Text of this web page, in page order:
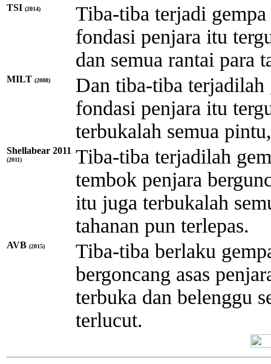
TSI (2014)
Tiba-tiba terjadi
fondasi penjara itu
dan semua rantai para
MILT (2008)
Dan tiba-tiba terjadilah
fondasi penjara itu
terbukalah semua
Shellabear 2011
(2011)
Tiba-tiba terjadilah
tembok penjara
itu juga terbukalah
tahanan pun terlepas.
AVB (2015)
Tiba-tiba berlaku
bergoncang asas
terbuka dan belenggu
terlucut.